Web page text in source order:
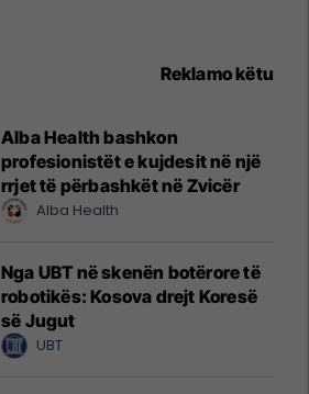
Reklamo këtu
Alba Health bashkon
profesionistët e kujdesit në një
rrjet të përbashkët në Zvicër
Alba Health
Nga UBT në skenën botërore të
robotikës: Kosova drejt Koresë
së Jugut
UBT